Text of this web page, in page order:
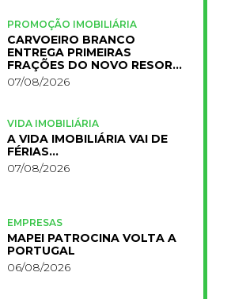
PROMOÇÃO IMOBILIÁRIA
CARVOEIRO BRANCO
ENTREGA PRIMEIRAS
FRAÇÕES DO NOVO RESORT
PRIMELIFE
07/08/2026
VIDA IMOBILIÁRIA
A VIDA IMOBILIÁRIA VAI DE
FÉRIAS…
07/08/2026
EMPRESAS
MAPEI PATROCINA VOLTA A
PORTUGAL
06/08/2026